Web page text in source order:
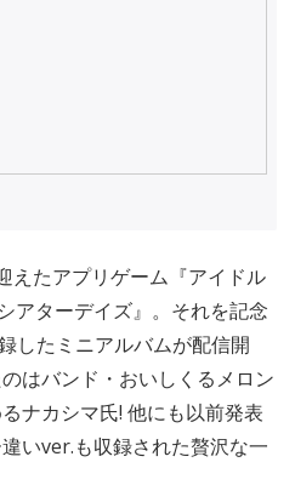
えたアプリゲーム『アイドル
アターデイズ』。それを記念
したミニアルバムが配信開
はバンド・おいしくるメロン
ナカシマ氏! 他にも以前発表
いver.も収録された贅沢な一